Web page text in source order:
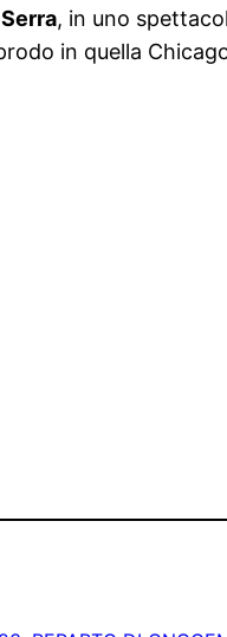
, in uno
in quella